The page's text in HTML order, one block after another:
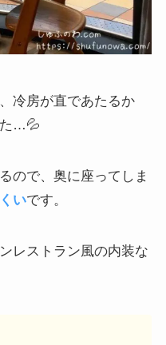
冷房が直であたるか
た…💦
ので、奥に座ってしま
いです。
レストラン風の内装な